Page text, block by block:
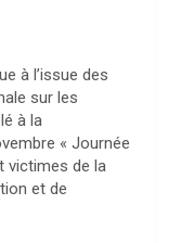
à l’issue des
sur les
à la
« Journée
victimes de la
et de